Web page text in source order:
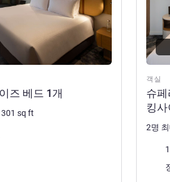
즈 베드 1개
301 sq ft
객실
슈페
킹사
2명